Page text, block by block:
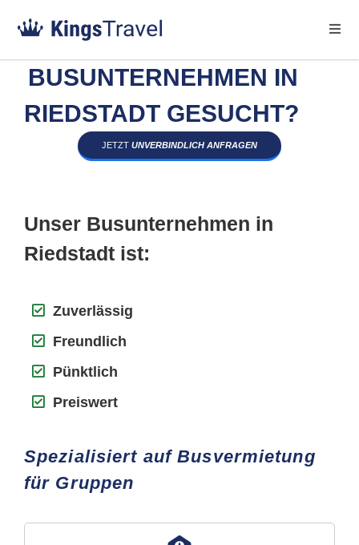
BUSUNTERNEHMEN IN
RIEDSTADT GESUCHT?
JETZT UNVERBINDLICH ANFRAGEN
Unser Busunternehmen in
Riedstadt ist:
Zuverlässig
Freundlich
Pünktlich
Preiswert
Spezialisiert auf Busvermietung
für Gruppen